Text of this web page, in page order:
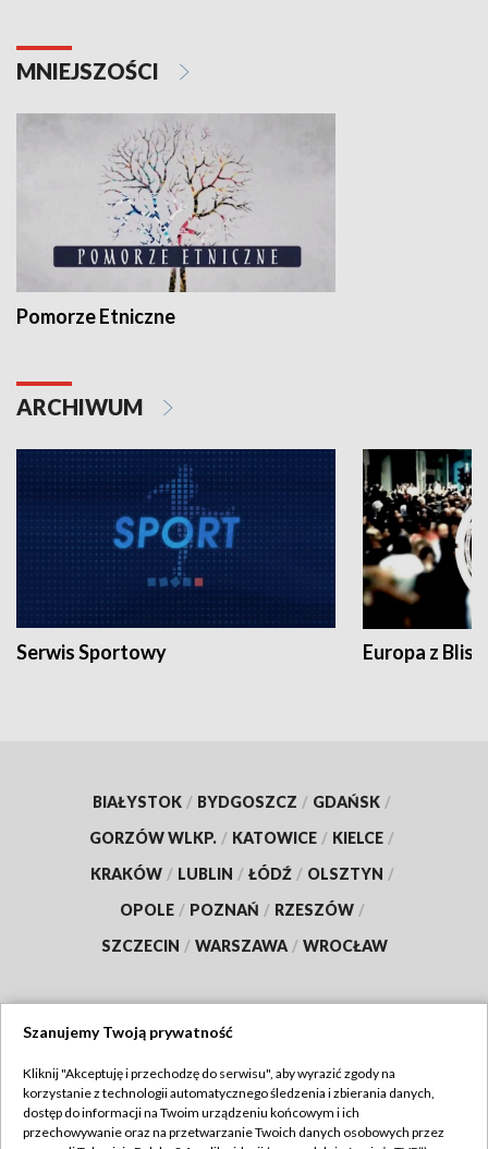
MNIEJSZOŚCI
Pomorze Etniczne
ARCHIWUM
Serwis Sportowy Europa z
BIAŁYSTOK / BYDGOSZCZ / GDAŃSK /
GORZÓW WLKP. / KATOWICE / KIELCE /
KRAKÓW / LUBLIN / ŁÓDŹ / OLSZTYN /
OPOLE / POZNAŃ / RZESZÓW /
SZCZECIN / WARSZAWA / WROCŁAW
TVP
Abonament TVP
Regulamin TVP
Szanujemy Twoją prywatność
Kliknij "Akceptuję i przechodzę do serwisu", aby wyrazić zgody na
korzystanie z technologii automatycznego śledzenia i zbierania danych,
dostęp do informacji na Twoim urządzeniu końcowym i ich
przechowywanie oraz na przetwarzanie Twoich danych osobowych przez